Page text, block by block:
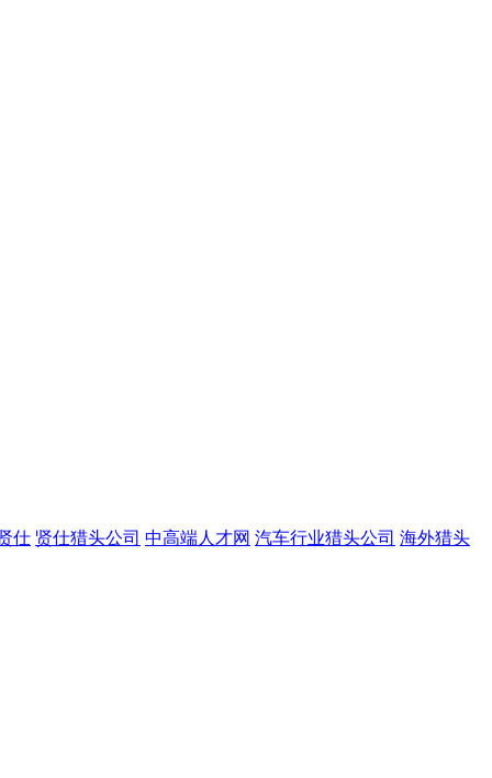
仕 贤仕猎头公司 中高端人才网 汽车行业猎头公司 海外猎头